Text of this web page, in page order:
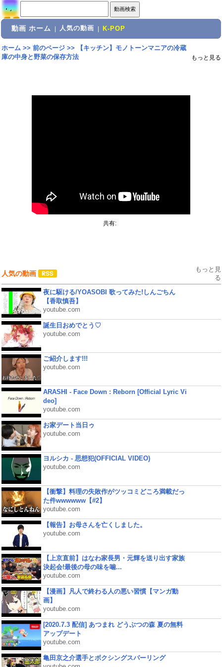
動画 ホーム 人気の動画 K-POP
ホーム>> 前のページ>>
【キッチン】モノトーンマニアの冷蔵
庫の中身と野菜の保存方法
もっと見る
共有:
人気の動画
もっと見
る
夜に駆ける/YOASOBI 歌ってみた!しんごちん
【香取慎吾】
youtube.com
誕生日おめでとう♡
youtube.com
ご紹介します!!!
youtube.com
ARASHI - Face Down : Reborn [Official Lyric Vi
deo]
youtube.com
お家デート当日ゥ
youtube.com
ヨルシカ - 思想犯(OFFICIAL VIDEO)
youtube.com
【衝撃】料理の失敗作がツッコミどころ満載だっ
た件wwwwww【#2】
youtube.com
【報告】お母さんを亡くしました。
youtube.com
【上京直前】はなわ家長男・元輝を送り出す家族
決起会!最後の母の味を噛...
youtube.com
【漫画】凡人で終わる人の悪い習慣【マンガ動
画】
youtube.com
[2020.7.3 配信] あつまれ どうぶつの森 夏の無料
アップデート
youtube.com
亀田京之介選手とボクシングスパーリング